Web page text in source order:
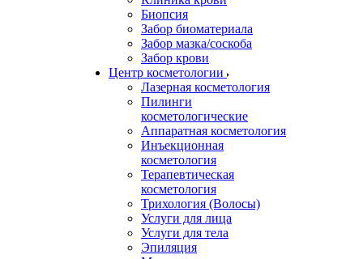
Биопсия
Забор биоматериала
Забор мазка/соскоба
Забор крови
Центр косметологии
Лазерная косметология
Пилинги
косметологические
Аппаратная косметология
Инъекционная
косметология
Терапевтическая
косметология
Трихология (Волосы)
Услуги для лица
Услуги для тела
Эпиляция